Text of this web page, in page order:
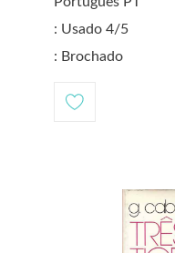
: Usado 4/5
: Brochado